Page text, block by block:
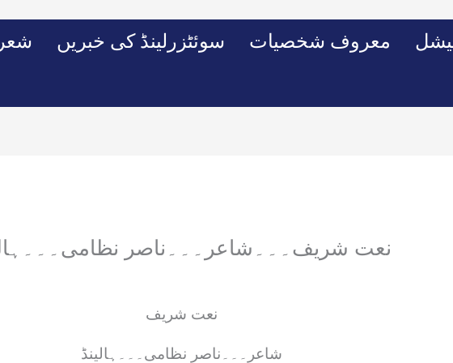
سوئٹزرلینڈ کی خبریں معروف شخصیات
نعت شریف۔۔۔شاعر۔۔۔ناصر
نعت شریف
شاعر۔۔۔ناصر نظامی۔۔۔ہالینڈ